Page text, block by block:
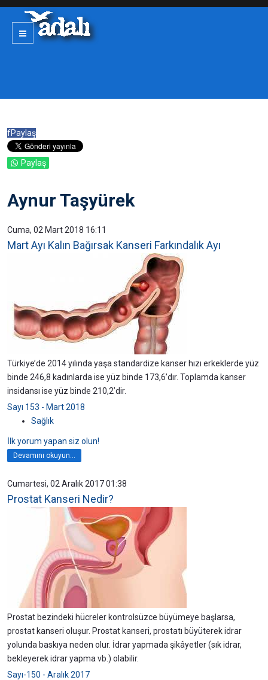
fPaylaş
Paylaş
Aynur Taşyürek
Cuma, 02 Mart 2018 16:11
Mart Ayı Kalın Bağırsak Kanseri Farkındalık Ayı
Türkiye’de 2014 yılında yaşa standardize kanser hızı erkeklerde yüz
binde 246,8 kadınlarda ise yüz binde 173,6’dır. Toplamda kanser
insidansı ise yüz binde 210,2’dir.
Sayı 153 - Mart 2018
Sağlık
İlk yorum yapan siz olun!
Devamını okuyun...
Cumartesi, 02 Aralık 2017 01:38
Prostat Kanseri Nedir?
Prostat bezindeki hücreler kontrolsüzce büyümeye başlarsa,
prostat kanseri oluşur. Prostat kanseri, prostatı büyüterek idrar
yolunda baskıya neden olur. İdrar yapmada şikâyetler (sık idrar,
bekleyerek idrar yapma vb.) olabilir.
Sayı-150 - Aralık 2017